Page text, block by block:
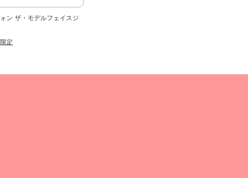
ン ザ・モデルフェイスジ
定